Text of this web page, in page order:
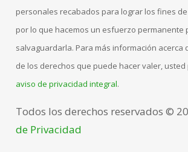
personales recabados para lograr los fines
por lo que hacemos un esfuerzo permanente
salvaguardarla. Para más información acerca
de los derechos que puede hacer valer,
aviso de privacidad integral.
Todos los derechos reservados ©
de Privacidad